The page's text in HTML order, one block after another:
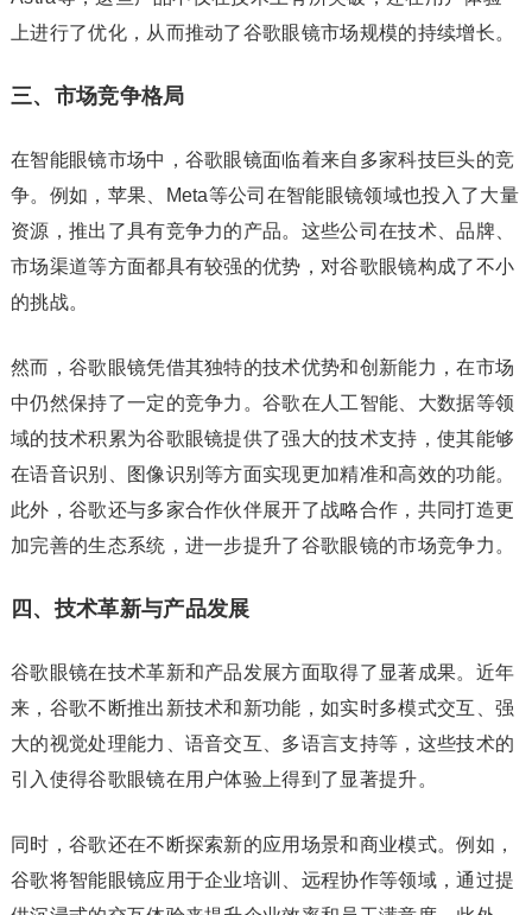
上进行了优化，从而推动了谷歌眼镜市场规模的持续增长。
三、市场竞争格局
在智能眼镜市场中，谷歌眼镜面临着来自多家科技巨头的竞
争。例如，苹果、Meta等公司在智能眼镜领域也投入了大量
资源，推出了具有竞争力的产品。这些公司在技术、品牌、
市场渠道等方面都具有较强的优势，对谷歌眼镜构成了不小
的挑战。
然而，谷歌眼镜凭借其独特的技术优势和创新能力，在市场
中仍然保持了一定的竞争力。谷歌在人工智能、大数据等领
域的技术积累为谷歌眼镜提供了强大的技术支持，使其能够
在语音识别、图像识别等方面实现更加精准和高效的功能。
此外，谷歌还与多家合作伙伴展开了战略合作，共同打造更
加完善的生态系统，进一步提升了谷歌眼镜的市场竞争力。
四、技术革新与产品发展
谷歌眼镜在技术革新和产品发展方面取得了显著成果。近年
来，谷歌不断推出新技术和新功能，如实时多模式交互、强
大的视觉处理能力、语音交互、多语言支持等，这些技术的
引入使得谷歌眼镜在用户体验上得到了显著提升。
同时，谷歌还在不断探索新的应用场景和商业模式。例如，
谷歌将智能眼镜应用于企业培训、远程协作等领域，通过提